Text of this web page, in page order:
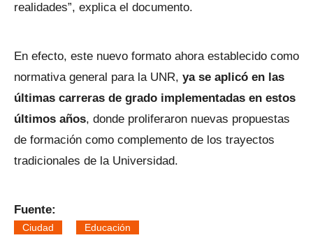
realidades”, explica el documento.
En efecto, este nuevo formato ahora establecido como
normativa general para la UNR, ya se aplicó en las
últimas carreras de grado implementadas en estos
últimos años, donde proliferaron nuevas propuestas
de formación como complemento de los trayectos
tradicionales de la Universidad.
Fuente:
Ciudad Educación